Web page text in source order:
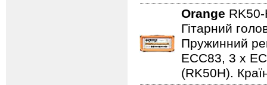
Orange
Гітарний
Пружинний
ECC83, 3 x
(RK50H).